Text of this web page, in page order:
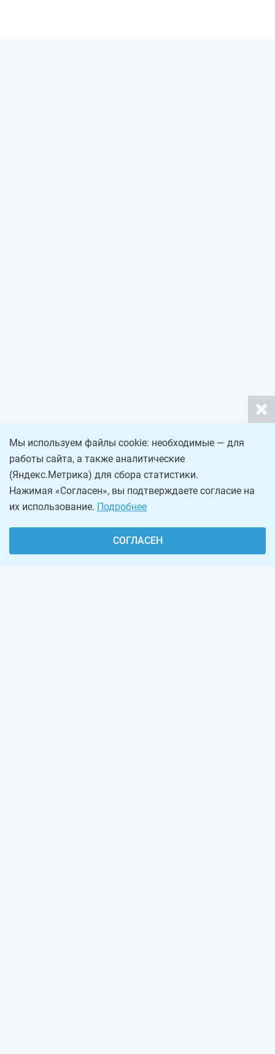
Мы используем файлы cookie: необходимые — для
работы сайта, а также аналитические
(Яндекс.Метрика) для сбора статистики.
Нажимая «Согласен», вы подтверждаете согласие на
их использование. Подробнее
СОГЛАСЕН